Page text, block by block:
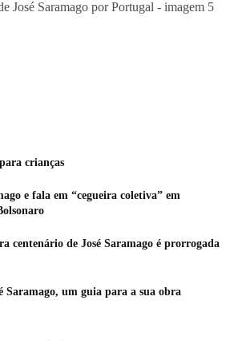
crianças
e fala em “cegueira coletiva” em
centenário de José Saramago é prorrogada
Saramago, um guia para a sua obra